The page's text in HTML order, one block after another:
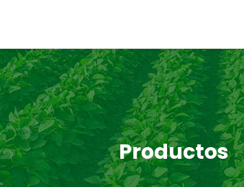
Productos